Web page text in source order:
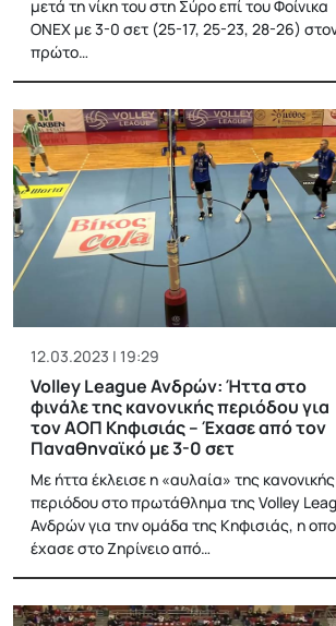
μετά τη νίκη του στη Σύρο επί του Φοίνικα
ΟΝΕΧ με 3-0 σετ (25-17, 25-23, 28-26)
πρώτο…
12.03.2023 | 19:29
Volley League Ανδρών: Ήττα στο
φινάλε της κανονικής περιόδου για
τον ΑΟΠ Κηφισιάς – Έχασε από τον
Παναθηναϊκό με 3-0 σετ
Με ήττα έκλεισε η «αυλαία» της κανονικής
περιόδου στο πρωτάθλημα της Volley
Ανδρών για την ομάδα της Κηφισιάς, η
έχασε στο Ζηρίνειο από…